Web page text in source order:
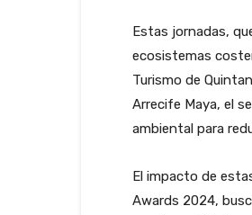
Estas jornadas,
ecosistemas
Turismo de
Arrecife Maya, el
ambiental para
El impacto de
Awards 2024,